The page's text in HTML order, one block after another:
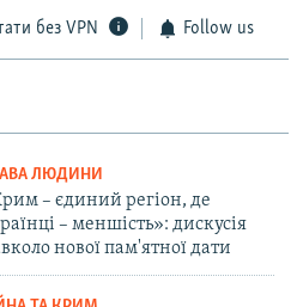
без VPN Follow us
ЛЮДИНИ
– єдиний регіон, де
– меншість»: дискусія
нової пам'ятної дати